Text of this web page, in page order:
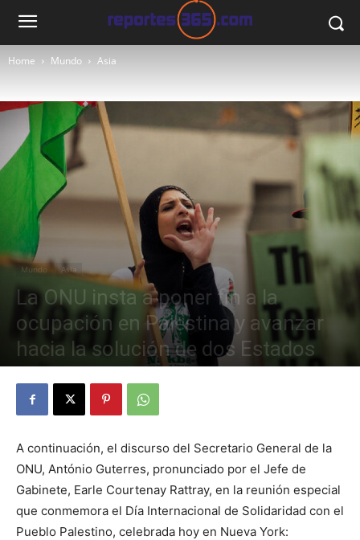
Home Mundo Asia
Mundo Asia
La ONU insta a poner fin a la
ocupación en Palestina y avanzar
hacia la solución de dos Estados
A continuación, el discurso del Secretario General de la
ONU, António Guterres, pronunciado por el Jefe de
Gabinete, Earle Courtenay Rattray, en la reunión especial
que conmemora el Día Internacional de Solidaridad con el
Pueblo Palestino, celebrada hoy en Nueva York: